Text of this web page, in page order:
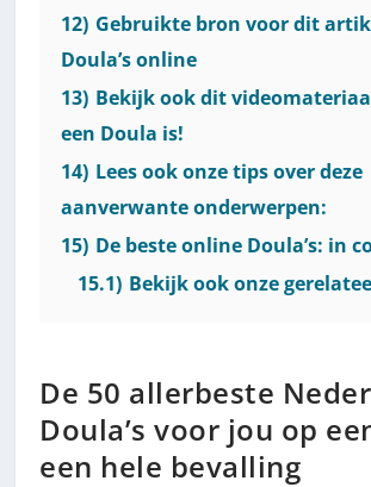
12) Gebruikte bron voor dit
Doula’s online
13) Bekijk ook dit
een Doula is!
14) Lees ook onze tips over deze
aanverwante onderwerpen:
15) De beste online Doula’s: in
15.1) Bekijk ook onze
De 50 allerbeste
Doula’s voor jou op
een hele bevalling